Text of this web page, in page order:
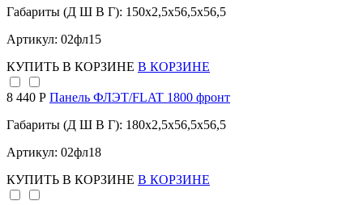
Габариты (Д Ш В Г): 150x2,5x56,5x56,5
Артикул: 02фл15
КУПИТЬ В КОРЗИНЕ В КОРЗИНЕ
8 440 Р Панель ФЛЭТ/FLAT 1800 фронт
Габариты (Д Ш В Г): 180x2,5x56,5x56,5
Артикул: 02фл18
КУПИТЬ В КОРЗИНЕ В КОРЗИНЕ